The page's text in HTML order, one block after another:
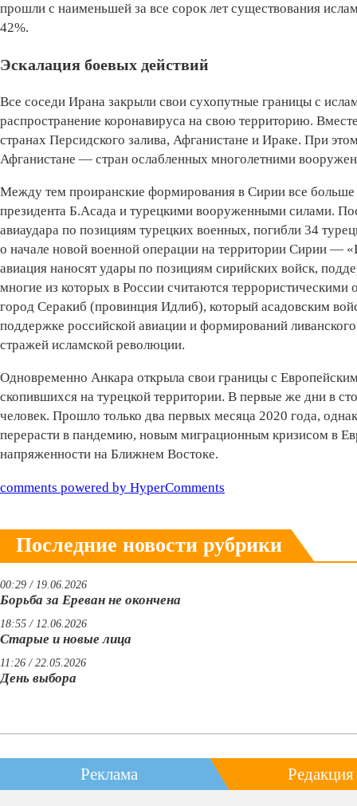
прошли с наименьшей за все сорок лет существования
42%.
Эскалация боевых действий
Все соседи Ирана закрыли свои сухопутные границы с
распространение коронавируса на свою территорию.
странах Персидского залива, Афганистане и Ираке. При
Афганистане — стран ослабленных многолетними
Между тем проиранские формирования в Сирии все
президента Б.Асада и турецкими вооруженными силами.
авиаудара по позициям турецких военных, погибли 34
о начале новой военной операции на территории Сирии —
авиация наносят удары по позициям сирийских войск,
многие из которых в России считаются
город Серакиб (провинция Идлиб), который асадовским
поддержке российской авиации и формирований
стражей исламской революции.
Одновременно Анкара открыла свои границы с
скопившихся на турецкой территории. В первые же дни в
человек. Прошло только два первых месяца 2020 года,
перерасти в пандемию, новым миграционным кризисом в
напряженности на Ближнем Востоке.
comments powered by HyperComments
Последние новости рубрики
00:29 / 19.06.2026
Борьба за Ереван не окончена
18:55 / 12.06.2026
Старые и новые лица
11:26 / 22.05.2026
День выбора
Реклама Редакция